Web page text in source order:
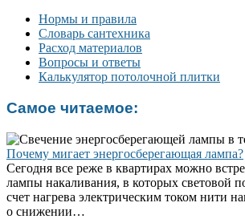
Нормы и правила
Словарь сантехника
Расход материалов
Вопросы и ответы
Калькулятор потолочной плитки
Самое читаемое:
Почему мигает энергосберегающая лампа?
Сегодня все реже в квартирах можно
лампы накаливания, в которых световой
счет нагрева электрическим током нити
о снижении…